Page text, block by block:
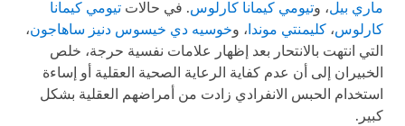
ماري بيل، وتيومي كيمانا كارلوس. في حالات تيومي كيمانا
كارلوس، كليمنتي موندا ، وخوسيه دي خيسوس دنيز ساهاجون،
التي انتهت بالانتحار بعد إظهار علامات نفسية حرجة، خلص
الخبيران إلى أن عدم كفاية الرعاية الصحية العقلية أو إساءة
استخدام الحبس الانفرادي زادت من أمراضهم العقلية بشكل
كبير.